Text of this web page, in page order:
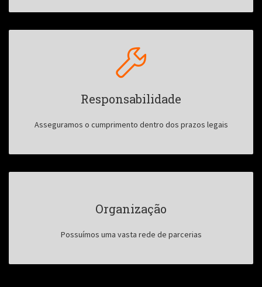
Responsabilidade
Asseguramos o cumprimento dentro dos prazos legais
Organização
Possuímos uma vasta rede de parcerias